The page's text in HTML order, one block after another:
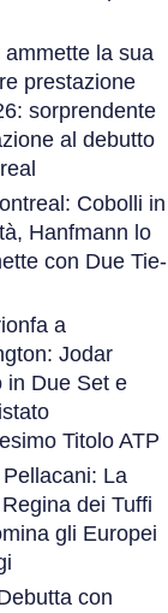
ammette la sua
prestazione
sorprendente
al debutto
Cobolli in
Hanfmann lo
con Due Tie-
a
Jodar
in Due Set e
Titolo ATP
La
dei Tuffi
gli Europei
con